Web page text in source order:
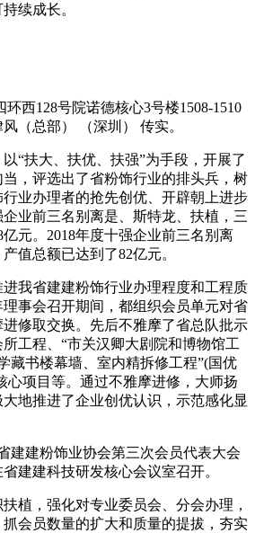
续成长。
西128号院诺德核心3号楼1508-1510
（总部） （深圳） 传实。
扶大、扶优、扶强”为手段，开展了
，评选出了省粉饰行业的排头兵，树
业办理者的抢先创优、开辟朝上进步
企业前三名别离是、斯特龙、扶植，三
元。2018年度十强企业前三名别离
值总额已达到了82亿元。
省建建粉饰行业办理程度和工程质
事会召开期间，都组织会员单元对省
修取交换。先后不雅摩了省总队批示
工程、“市关汉卿大剧院和博物馆工
藏书楼幕墙、室内精拆修工程”(国优
心项目等。通过不雅摩进修，大师扬
地推进了企业创优认识，示范感化显
建粉饰业协会第三次会员代表大会
建建科技研发核心会议室召开。
，强化对专业委员会、分会办理，
会员数量的扩大和质量的提拔，夯实